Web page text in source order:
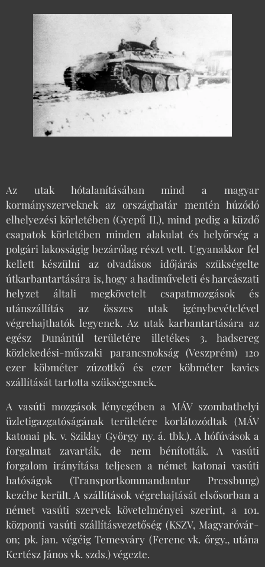
Az utak hótalanításában mind a magyar
kormányszerveknek az országhatár mentén húzódó
elhelyezési körletében (Gyepű II.), mind pedig a küzdő
csapatok körletében minden alakulat és helyőrség a
polgári lakosságig bezárólag részt vett. Ugyanakkor fel
kellett készülni az olvadásos időjárás szükségelte
útkarbantartására is, hogy a hadiműveleti és harcászati
helyzet általi megkövetelt csapatmozgások és
utánszállítás az összes utak igénybevételével
végrehajthatók legyenek. Az utak karbantartására az
egész Dunántúl területére illetékes 3. hadsereg
közlekedési-műszaki parancsnokság (Veszprém) 120
ezer köbméter zúzottkő és ezer köbméter kavics
szállítását tartotta szükségesnek.
A vasúti mozgások lényegében a MÁV szombathelyi
üzletigazgatóságának területére korlátozódtak (MÁV
katonai pk. v. Sziklay György ny. á. tbk.). A hófúvások a
forgalmat zavarták, de nem bénították. A vasúti
forgalom irányítása teljesen a német katonai vasúti
hatóságok (Transportkommandantur Pressbung)
kezébe került. A szállítások végrehajtását elsősorban a
német vasúti szervek követelményei szerint, a 101.
központi vasúti szállításvezetőség (KSZV, Magyaróvár-
on; pk. jan. végéig Temesváry (Ferenc vk. őrgy., utána
Kertész János vk. szds.) végezte.